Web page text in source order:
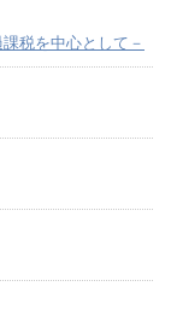
税を中心として－